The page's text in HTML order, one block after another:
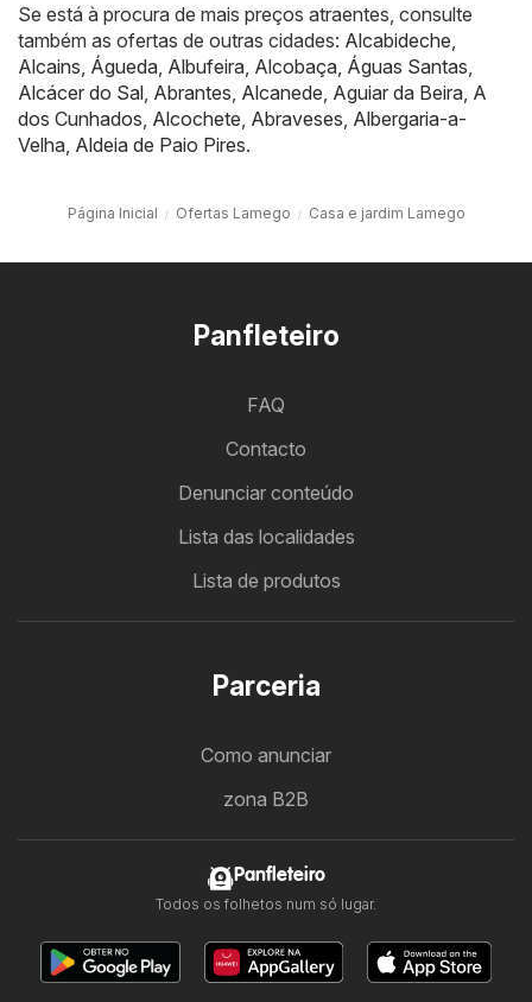
Se está à procura de mais preços atraentes, consulte
também as ofertas de outras cidades: Alcabideche
Alcains Águeda Albufeira Alcobaça Águas Santas
Alcácer do Sal Abrantes Alcanede Aguiar da Beira A
dos Cunhados Alcochete Abraveses Albergaria-a-
Velha Aldeia de Paio Pires.
Página Inicial Ofertas Lamego Casa e jardim Lamego
Panfleteiro
FAQ
Contacto
Denunciar conteúdo
Lista das localidades
Lista de produtos
Parceria
Como anunciar
zona B2B
Panfleteiro
Todos os folhetos num só lugar.